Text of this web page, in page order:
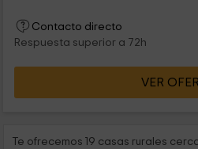
Contacto directo
Respuesta superior a 72h
VER
Te ofrecemos 19 casas rurales